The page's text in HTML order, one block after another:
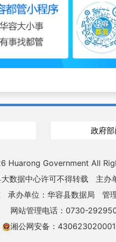
政府
Huarong Government All
数据中心许可不得转载
主办
承办单位：华容县数据局
管
网站管理电话：0730-
湘公网安备：